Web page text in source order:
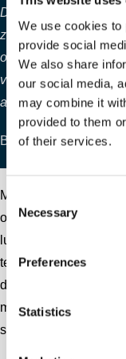
We use cookies to
provide social
We also share
our social media,
may combine it
provided to them
of their services.
Consent
Selection
Necessary
Preferences
Statistics
Door vanuit 1 merk
zorgen dat Aerofilm
omdat we veel
vooruitstrevende en
aandacht geven aan
Bart van Kempen–
Met een, al decennia
ontwikkelt en
luchtkussens en
technische
denken de technisch
met haar klanten.
samen tot de beste